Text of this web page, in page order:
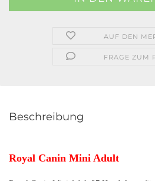
AUF DEN
FRAGE ZUM
Beschreibung
Royal Canin Mini Adult